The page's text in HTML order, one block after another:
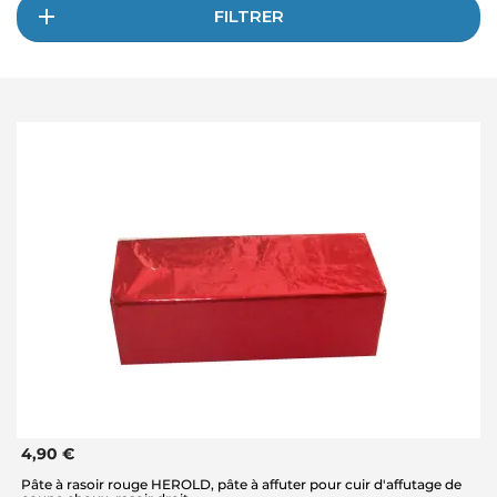
FILTRER
4,90 €
Pâte à rasoir rouge HEROLD, pâte à affuter pour cuir d'affutage de